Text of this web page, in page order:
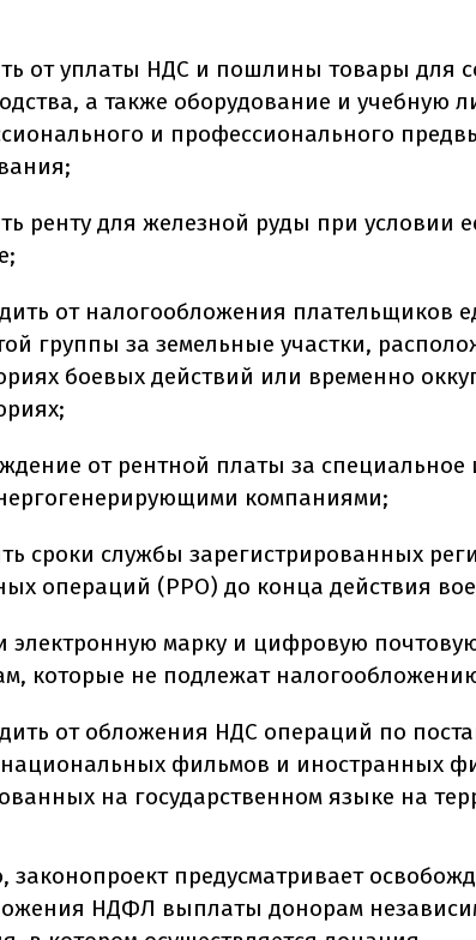
от уплаты НДС и пошлины товары для
а также оборудование и учебную
и профессионального
ренту для железной руды при условии
от налогообложения плательщиков
группы за земельные участки,
боевых действий или временно
от рентной платы за специальное
компаниями;
сроки службы зарегистрированных
операций (РРО) до конца действия
электронную марку и цифровую
которые не подлежат
от обложения НДС операций по
национальных фильмов и иностранных
на государственном языке на
законопроект предусматривает
НДФЛ выплаты донорам